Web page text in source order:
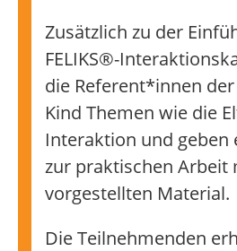
Zusätzlich zu der
FELIKS®-
die Referent*innen
Kind Themen wie die
Interaktion und geben
zur praktischen Arbeit
vorgestellten Material.
Die Teilnehmenden